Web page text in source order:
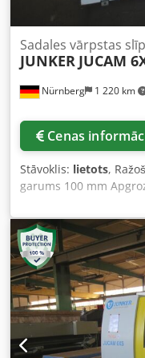
Nürnberg 1 220 km
Sadales vārpstas
JUNKER JUCAM
Cenas
Stāvoklis: lietots,
garums 100 mm
skaits 2 Vadība:
kg Centra augstums
100 mm Slīpēšanas
slīpēšanas diska
ātrums 125 m/sek.
Kopējais jaudas
25,00 t Uzstādīšanas
Dcsdpfxoyycv Us
detaļām. Ar FANUC
slīpēšana;